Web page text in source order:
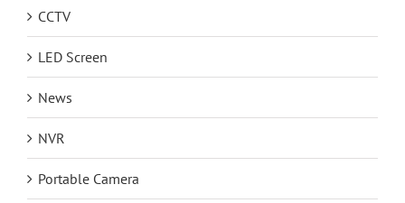
CCTV
LED Screen
News
NVR
Portable Camera